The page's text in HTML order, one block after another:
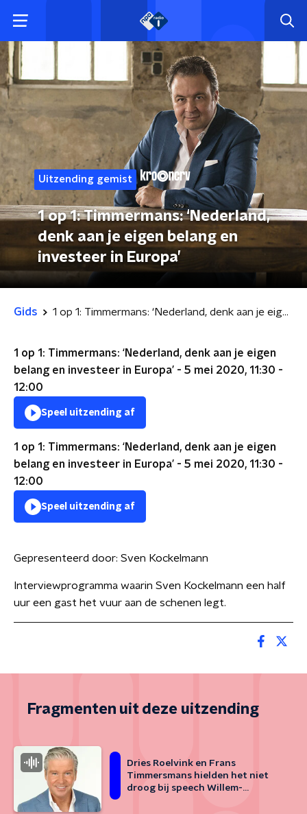
Uitzending gemist
1 op 1: Timmermans: ‘Nederland,
denk aan je eigen belang en
investeer in Europa’
Gids 1 op 1: Timmermans: ‘Nederland, denk aan je eigen belang en investeer in Europa’
1 op 1: Timmermans: ‘Nederland, denk aan je eigen
belang en investeer in Europa’ - 5 mei 2020, 11:30 -
12:00
Speel uitzending af
1 op 1: Timmermans: ‘Nederland, denk aan je eigen
belang en investeer in Europa’ - 5 mei 2020, 11:30 -
12:00
Speel uitzending af
Gepresenteerd door: Sven Kockelmann
Interviewprogramma waarin Sven Kockelmann een half
uur een gast het vuur aan de schenen legt.
Fragmenten uit deze uitzending
Dries Roelvink en Frans
Timmersmans hielden het niet
droog bij speech Willem-